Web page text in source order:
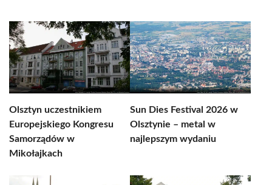
Olsztyn uczestnikiem
Europejskiego Kongresu
Samorządów w
Mikołajkach
Sun Dies Festival 2026 w
Olsztynie – metal w
najlepszym wydaniu